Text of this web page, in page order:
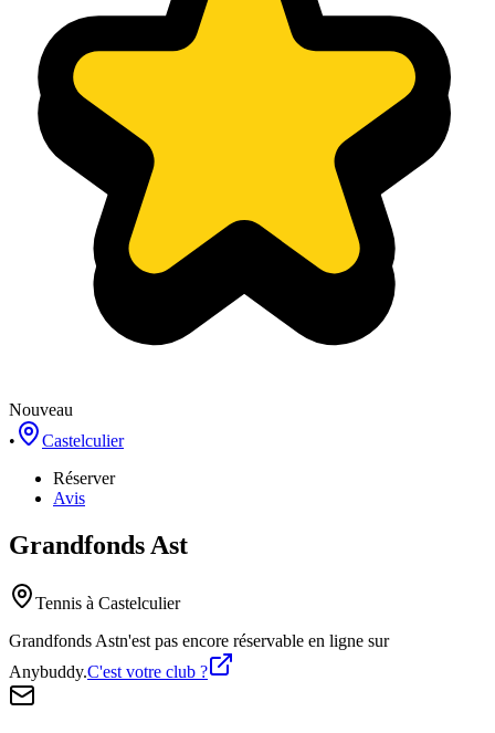
Nouveau
•
Castelculier
Réserver
Avis
Grandfonds Ast
Tennis à Castelculier
Grandfonds Astn'est pas encore réservable en ligne sur
Anybuddy.C'est votre club ?